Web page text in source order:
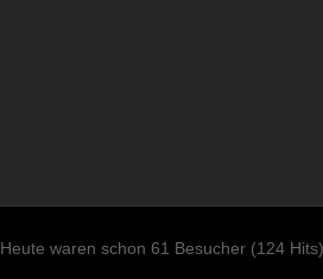
Heute waren schon 61 Besucher (124